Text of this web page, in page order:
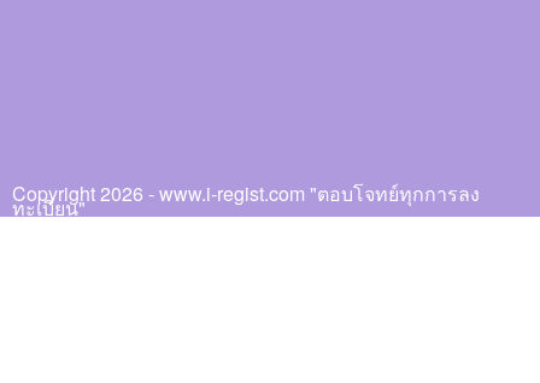
Copyright 2026 - www.i-regist.com "ตอบโจทย์ทุกการลง
ทะเบียน"